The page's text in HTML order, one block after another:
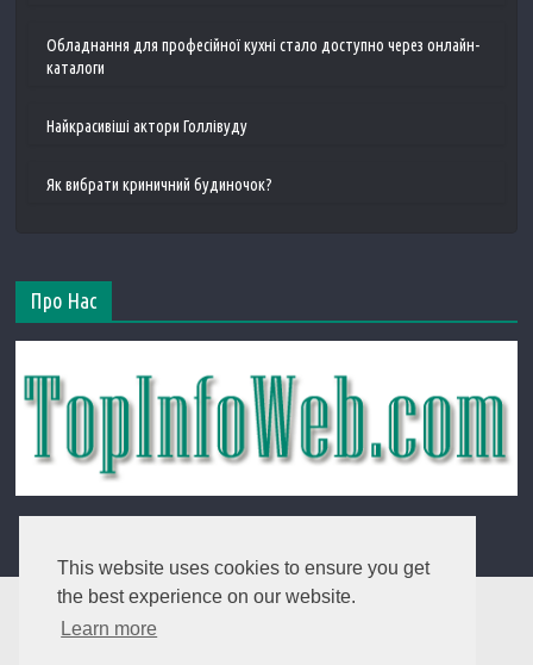
This website uses cookies to ensure you get
the best experience on our website.
Learn more
Обладнання для професійної кухні стало доступно через онлайн-
каталоги
Найкрасивіші актори Голлівуду
Як вибрати криничний будиночок?
Про Нас